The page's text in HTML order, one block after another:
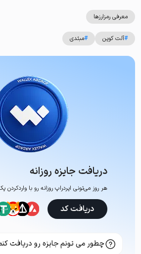
معرفی رمزارزها
#آلت کوین #مبتدی
دریافت جایزه روزانه
هر روز می‌تونی ایردراپ روزانه رو با
دریافت کد
چطور می تونم جایزه رو دریافت